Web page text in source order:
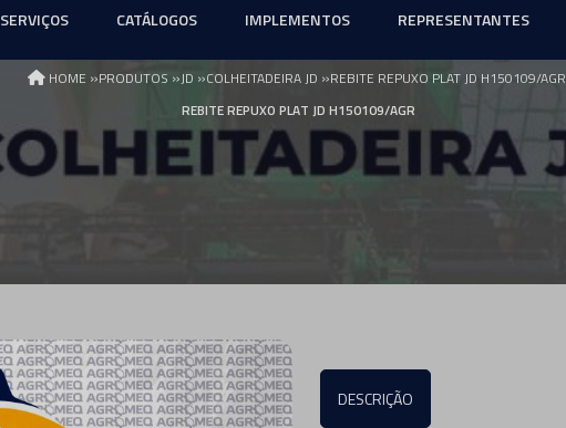
SERVIÇOS CATÁLOGOS IMPLEMENTOS REPRESENTANTES
HOME »PRODUTOS »JD »COLHEITADEIRA JD »REBITE REPUXO PLAT JD H150109/AGR
REBITE REPUXO PLAT JD H150109/AGR
DESCRIÇÃO